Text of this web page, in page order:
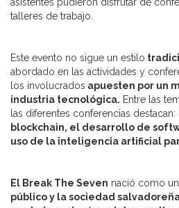
talleres de trabajo.
Este evento no sigue un estilo
abordado en las actividades y
los involucrados apuesten por un
industria tecnológica. Entre las
las diferentes conferencias destacan:
blockchain, el desarrollo de
uso de la inteligencia artificial
El Break The Seven nació como
público y la sociedad